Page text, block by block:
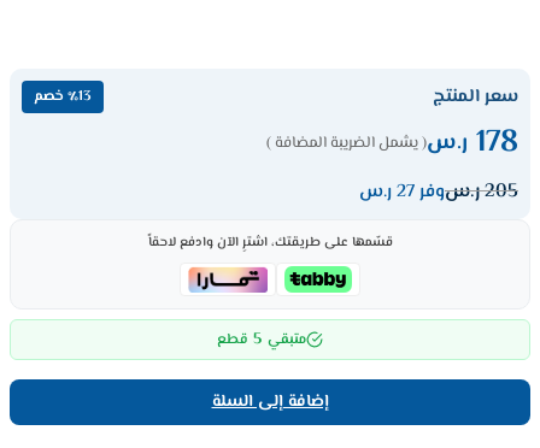
سعر المنتج ٪13 خصم
178 ر.س( يشمل الضريبة المضافة )
205ر.سوفر 27 ر.س
قسّمها على طريقتك، اشترِ الآن وادفع لاحقاً
متبقي 5 قطع
إضافة إلى السلة